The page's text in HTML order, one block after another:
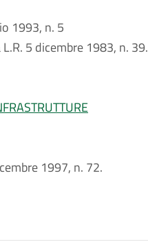
1993, n. 5
5 dicembre 1983, n. 39.
1997, n. 72.